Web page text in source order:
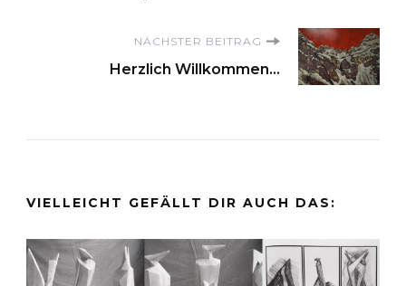
NÄCHSTER BEITRAG
Herzlich Willkommen...
VIELLEICHT GEFÄLLT DIR AUCH DAS: